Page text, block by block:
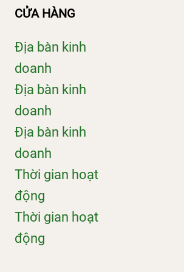
CỬA HÀNG
Địa bàn kinh
doanh
Địa bàn kinh
doanh
Địa bàn kinh
doanh
Thời gian hoạt
động
Thời gian hoạt
động